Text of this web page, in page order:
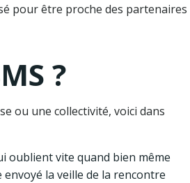
pour être proche des partenaires
?
ou une collectivité, voici dans
oublient vite quand bien même
la veille de la rencontre